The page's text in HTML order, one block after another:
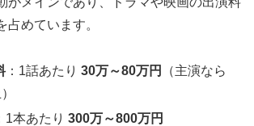
占めています。
：1話あたり30万～80万円
（主演なら
1本あたり300万～800万円